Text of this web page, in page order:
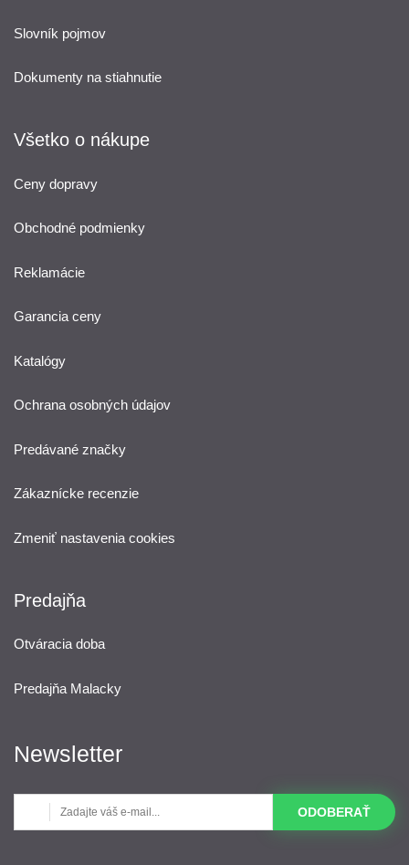
Slovník pojmov
Dokumenty na stiahnutie
Všetko o nákupe
Ceny dopravy
Obchodné podmienky
Reklamácie
Garancia ceny
Katalógy
Ochrana osobných údajov
Predávané značky
Zákaznícke recenzie
Zmeniť nastavenia cookies
Predajňa
Otváracia doba
Predajňa Malacky
Newsletter
ODOBERAŤ